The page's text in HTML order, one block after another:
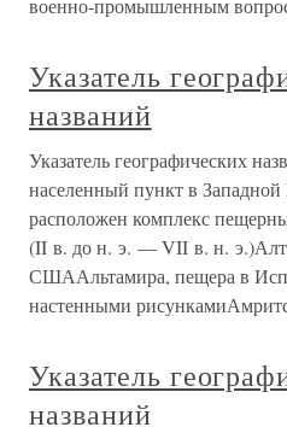
военно-промышленным
Указатель
названий
Указатель географических
населенный пункт в
расположен комплекс
(II в. до н. э. — VII в. н.
СШААльтамира, пещера в
настенными
Указатель
названий